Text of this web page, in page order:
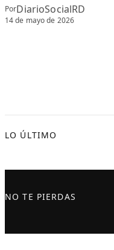
PorDiarioSocialRD
14 de mayo de 2026
LO ÚLTIMO
NO TE PIERDAS